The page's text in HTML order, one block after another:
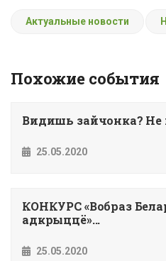
Актуальные новости
Похожие события
Видишь зайчонка? Не
25.05.2020
КОНКУРС «Вобраз
адкрыццё»...
25.05.2020